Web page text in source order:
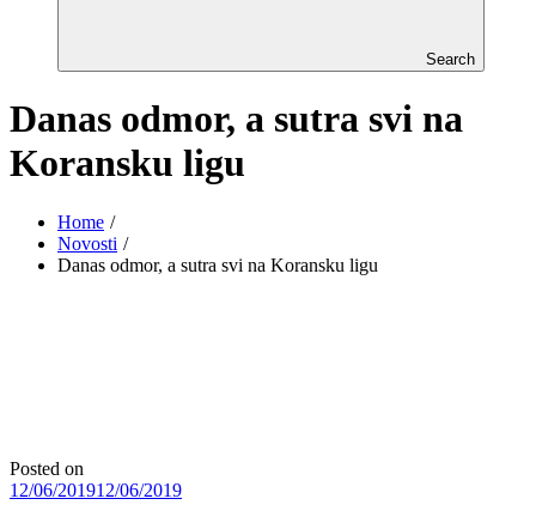
Search
Danas odmor, a sutra svi na
Koransku ligu
Home
Novosti
Danas odmor, a sutra svi na Koransku ligu
Posted on
12/06/201912/06/2019